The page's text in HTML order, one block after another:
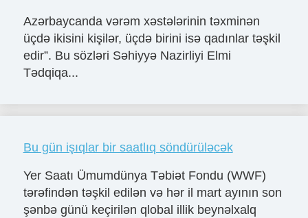
Azərbaycanda vərəm xəstələrinin təxminən
üçdə ikisini kişilər, üçdə birini isə qadınlar təşkil
edir”. Bu sözləri Səhiyyə Nazirliyi Elmi
Tədqiqa...
Bu gün işıqlar bir saatlıq söndürüləcək
Yer Saatı Ümumdünya Təbiət Fondu (WWF)
tərəfindən təşkil edilən və hər il mart ayının son
şənbə günü keçirilən qlobal illik beynəlxalq